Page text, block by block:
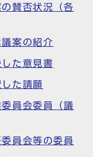
賛否状況（各
案の紹介
た意見書
た請願
員会委員（議
員会等の委員